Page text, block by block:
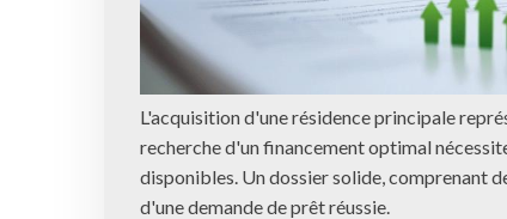
L'acquisition d'une résidence principale
recherche d'un financement optimal
disponibles. Un dossier solide, comprenant
d'une demande de prêt réussie.